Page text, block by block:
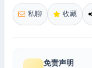
私聊 收藏
免责声明